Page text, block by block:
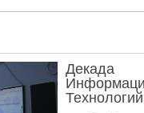
к зачислению
Декада
Технологий